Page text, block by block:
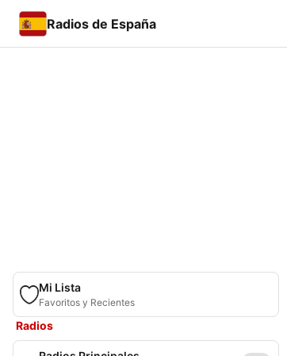
Radios de España
Mi Lista
Favoritos y Recientes
Radios